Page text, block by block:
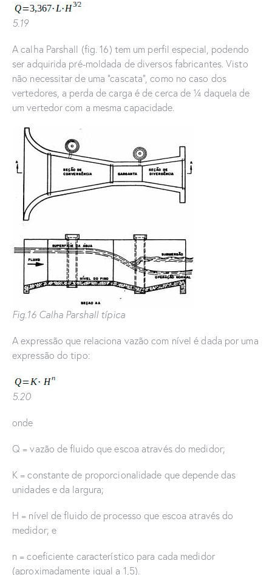
5.19
A calha Parshall (fig. 16) tem um perfil especial, podendo
ser adquirida pré-moldada de diversos fabricantes. Visto
não necessitar de uma “cascata”, como no caso dos
vertedores, a perda de carga é de cerca de ¼ daquela de
um vertedor com a mesma capacidade.
Fig.16 Calha Parshall típica
A expressão que relaciona vazão com nível é dada por uma
expressão do tipo:
5.20
onde
Q = vazão de fluido que escoa através do medidor;
K = constante de proporcionalidade que depende das
unidades e da largura;
H = nível de fluido de processo que escoa através do
medidor; e
n = coeficiente característico para cada medidor
(aproximadamente igual a 1,5).